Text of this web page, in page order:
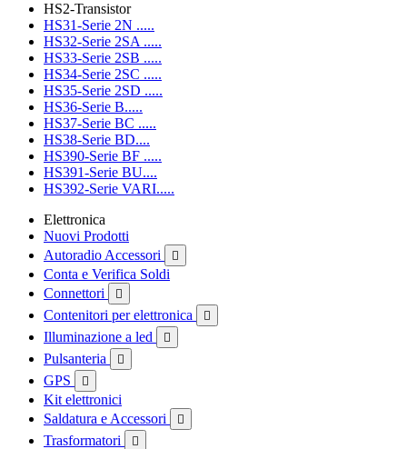
HS2-Transistor
HS31-Serie 2N .....
HS32-Serie 2SA .....
HS33-Serie 2SB .....
HS34-Serie 2SC .....
HS35-Serie 2SD .....
HS36-Serie B.....
HS37-Serie BC .....
HS38-Serie BD....
HS390-Serie BF .....
HS391-Serie BU....
HS392-Serie VARI.....
Elettronica
Nuovi Prodotti
Autoradio Accessori

Conta e Verifica Soldi
Connettori

Contenitori per elettronica 
Illuminazione a led 
Pulsanteria 
GPS 
Kit elettronici
Saldatura e Accessori

Trasformatori 